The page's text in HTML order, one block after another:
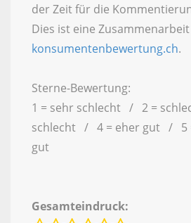
der Zeit für die
Dies ist eine
konsumentenbewertung.ch.
Sterne-Bewertung:
1 = sehr schlecht / 2 =
schlecht / 4 = eher gut / 5
gut
Gesamteindruck: